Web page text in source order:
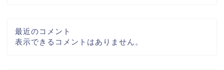
最近のコメント
表示できるコメントはありません。